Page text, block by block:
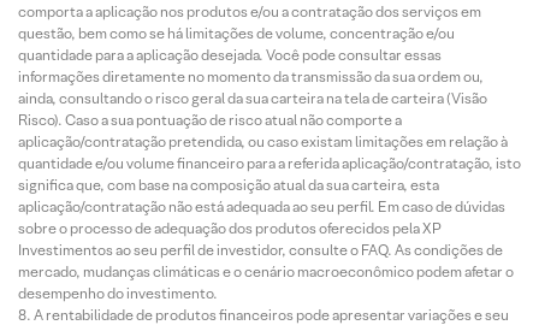
comporta a aplicação nos produtos e/ou a contratação dos serviços em
questão, bem como se há limitações de volume, concentração e/ou
quantidade para a aplicação desejada. Você pode consultar essas
informações diretamente no momento da transmissão da sua ordem ou,
ainda, consultando o risco geral da sua carteira na tela de carteira (Visão
Risco). Caso a sua pontuação de risco atual não comporte a
aplicação/contratação pretendida, ou caso existam limitações em relação à
quantidade e/ou volume financeiro para a referida aplicação/contratação, isto
significa que, com base na composição atual da sua carteira, esta
aplicação/contratação não está adequada ao seu perfil. Em caso de dúvidas
sobre o processo de adequação dos produtos oferecidos pela XP
Investimentos ao seu perfil de investidor, consulte o FAQ. As condições de
mercado, mudanças climáticas e o cenário macroeconômico podem afetar o
desempenho do investimento.
A rentabilidade de produtos financeiros pode apresentar variações e seu